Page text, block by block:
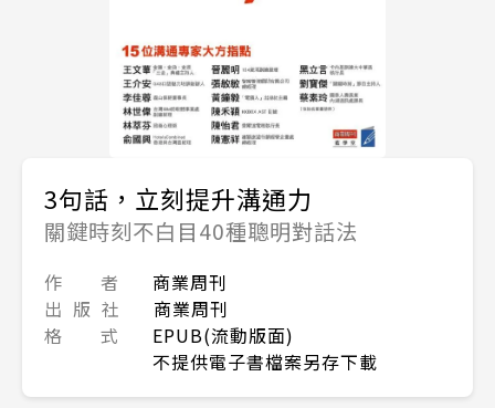
3句話，立刻提升溝通力
關鍵時刻不白目40種聰明對話法
作 者
商業周刊
出 版 社
商業周刊
格 式
EPUB(流動版面)
不提供電子書檔案另存下載